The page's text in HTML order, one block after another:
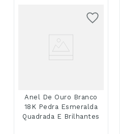
Anel De Ouro Branco
18K Pedra Esmeralda
Quadrada E Brilhantes